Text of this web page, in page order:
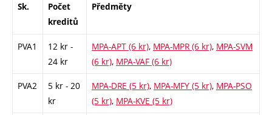
Sk.
Počet
kreditů
Předměty
PVA1
12 kr -
24 kr
MPA-APT (6 kr), MPA-MPR (6 kr), MPA-SVM
(6 kr), MPA-VAF (6 kr)
PVA2
5 kr - 20
kr
MPA-DRE (5 kr), MPA-MFY (5 kr), MPA-PSO
(5 kr), MPA-KVE (5 kr)